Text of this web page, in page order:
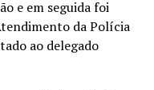
e em seguida foi
da Polícia
ao delegado